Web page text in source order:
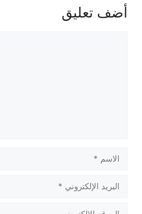
أضف تعليق
الاسم
البريد
الإلكتروني
الموقع